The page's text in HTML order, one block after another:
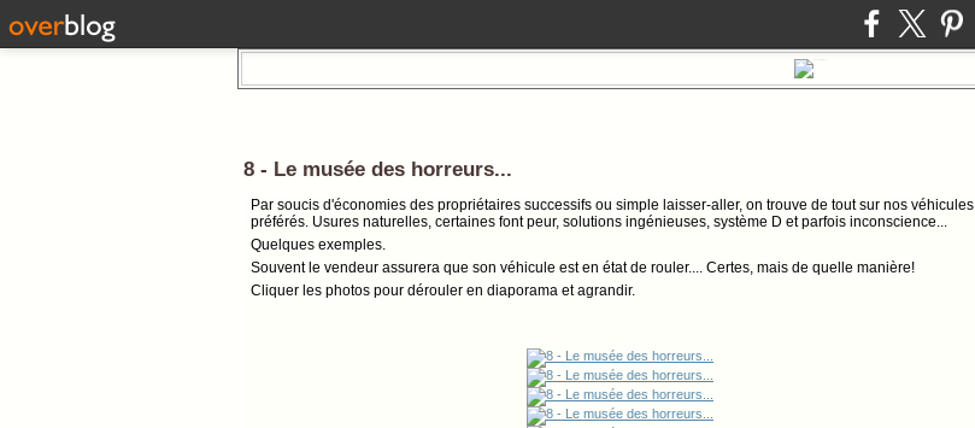
8 - Le musée des horreurs...
Par soucis d'économies des propriétaires successifs ou simple laisser-aller, on trouve de tout sur nos véhicules
préférés. Usures naturelles, certaines font peur, solutions ingénieuses, système D et parfois inconscience...
Quelques exemples.
Souvent le vendeur assurera que son véhicule est en état de rouler.... Certes, mais de quelle manière!
Cliquer les photos pour dérouler en diaporama et agrandir.